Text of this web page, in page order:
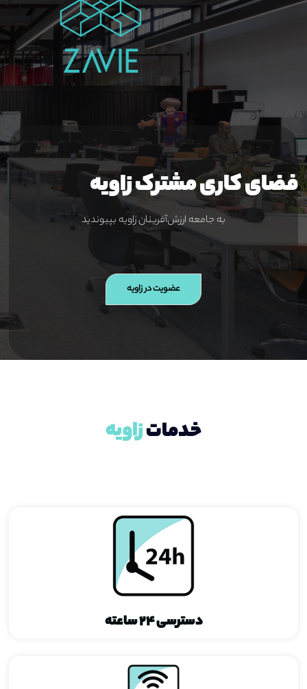
فضای کاری مشترک زاویه
به جامعه ارزش‌آفرینان زاویه بپیوندید
عضویت در زاویه
خدماتزاویه
دسترسی ۲۴ ساعته